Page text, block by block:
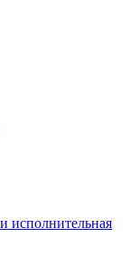
исполнительная